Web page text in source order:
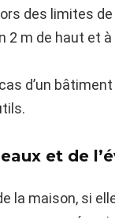
des limites
2 m de haut et
d’un
et de
la maison, si